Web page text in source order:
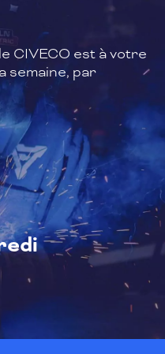
CIVECO est àvotre
semaine, par